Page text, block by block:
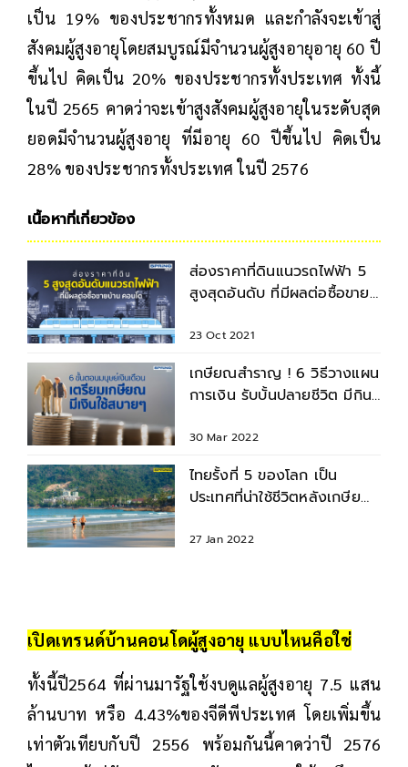
เป็น 19% ของประชากรทั้งหมด และกำลังจะเข้าสู่
สังคมผู้สูงอายุโดยสมบูรณ์มีจำนวนผู้สูงอายุอายุ 60 ปี
ขึ้นไป คิดเป็น 20% ของประชากรทั้งประเทศ ทั้งนี้
ในปี 2565 คาดว่าจะเข้าสูงสังคมผู้สูงอายุในระดับสุด
ยอดมีจำนวนผู้สูงอายุ ที่มีอายุ 60 ปีขึ้นไป คิดเป็น
28% ของประชากรทั้งประเทศ ในปี 2576
เนื้อหาที่เกี่ยวข้อง
ส่องราคาที่ดินแนวรถไฟฟ้า 5
สูงสุดอันดับ ที่มีผลต่อซื้อขาย
23 Oct 2021
เกษียณสำราญ ! 6 วิธีวางแผน
การเงิน รับบั้นปลายชีวิต มีกิน
30 Mar 2022
ไทยรั้งที่ 5 ของโลก เป็น
ประเทศที่น่าใช้ชีวิตหลังเกษียณ
27 Jan 2022
เปิดเทรนด์บ้านคอนโดผู้สูงอายุ แบบไหนคือใช่
ทั้งนี้ปี2564 ที่ผ่านมารัฐใช้งบดูแลผู้สูงอายุ 7.5 แสน
ล้านบาท หรือ 4.43%ของจีดีพีประเทศ โดยเพิ่มขึ้น
เท่าตัวเทียบกับปี 2556 พร้อมกันนี้คาดว่าปี 2576